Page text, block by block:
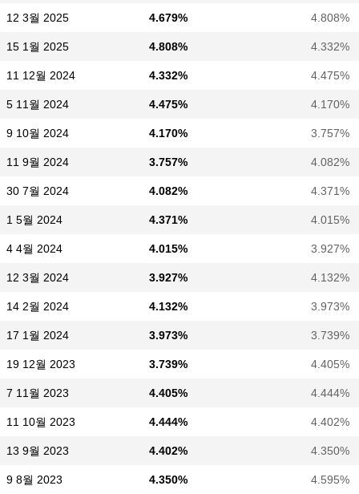
12 3월 2025 4.679% 4.808%
15 1월 2025 4.808% 4.332%
11 12월 2024 4.332% 4.475%
5 11월 2024 4.475% 4.170%
9 10월 2024 4.170% 3.757%
11 9월 2024 3.757% 4.082%
30 7월 2024 4.082% 4.371%
1 5월 2024 4.371% 4.015%
4 4월 2024 4.015% 3.927%
12 3월 2024 3.927% 4.132%
14 2월 2024 4.132% 3.973%
17 1월 2024 3.973% 3.739%
19 12월 2023 3.739% 4.405%
7 11월 2023 4.405% 4.444%
11 10월 2023 4.444% 4.402%
13 9월 2023 4.402% 4.350%
9 8월 2023 4.350% 4.595%